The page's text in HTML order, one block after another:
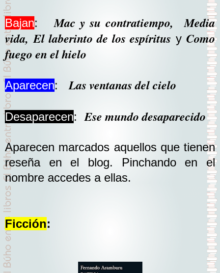
Bajan: Mac y su contratiempo,
Media
vida,El laberinto de los espíritus y Como
fuego en el hielo
Aparecen: Las ventanas del cielo
Desaparecen: Ese mundo desaparecido
Aparecen marcados aquellos que tienen
reseña en el blog. Pinchando en el
nombre accedes a ellas.
Ficción: